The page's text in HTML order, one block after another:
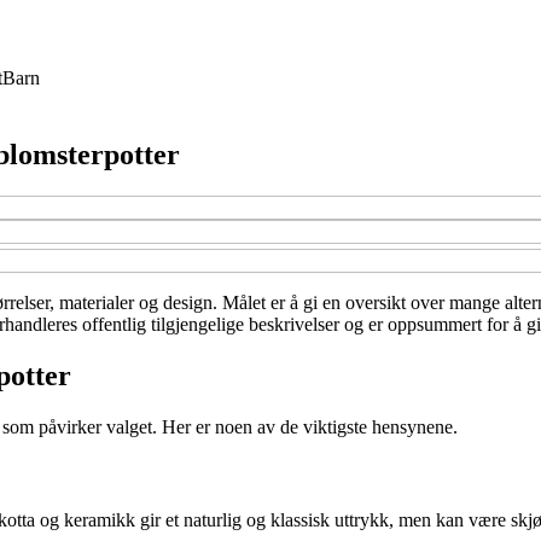
Barn
materialer og design. Målet er å gi en oversikt over mange
offentlig tilgjengelige beskrivelser og er oppsummert for å
påvirker valget. Her er noen av de viktigste hensynene.
og keramikk gir et naturlig og klassisk uttrykk, men kan være